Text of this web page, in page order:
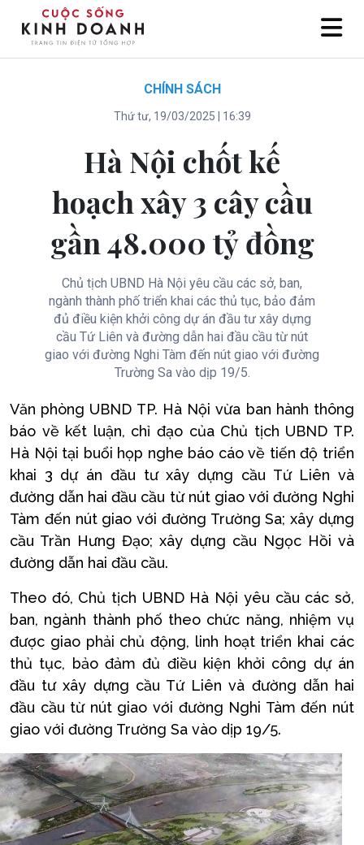
CHÍNH SÁCH
Thứ tư, 19/03/2025 | 16:39
Hà Nội chốt kế
hoạch xây 3 cây cầu
gần 48.000 tỷ đồng
Chủ tịch UBND Hà Nội yêu cầu các sở, ban,
ngành thành phố triển khai các thủ tục, bảo đảm
đủ điều kiện khởi công dự án đầu tư xây dựng
cầu Tứ Liên và đường dẫn hai đầu cầu từ nút
giao với đường Nghi Tàm đến nút giao với đường
Trường Sa vào dịp 19/5.
Văn phòng UBND TP. Hà Nội vừa ban hành thông
báo về kết luận, chỉ đạo của Chủ tịch UBND TP.
Hà Nội tại buổi họp nghe báo cáo về tiến độ triển
khai 3 dự án đầu tư xây dựng cầu Tứ Liên và
đường dẫn hai đầu cầu từ nút giao với đường Nghi
Tàm đến nút giao với đường Trường Sa; xây dựng
cầu Trần Hưng Đạo; xây dựng cầu Ngọc Hồi và
đường dẫn hai đầu cầu.
Theo đó, Chủ tịch UBND Hà Nội yêu cầu các sở,
ban, ngành thành phố theo chức năng, nhiệm vụ
được giao phải chủ động, linh hoạt triển khai các
thủ tục, bảo đảm đủ điều kiện khởi công dự án
đầu tư xây dựng cầu Tứ Liên và đường dẫn hai
đầu cầu từ nút giao với đường Nghi Tàm đến nút
giao với đường Trường Sa vào dịp 19/5.